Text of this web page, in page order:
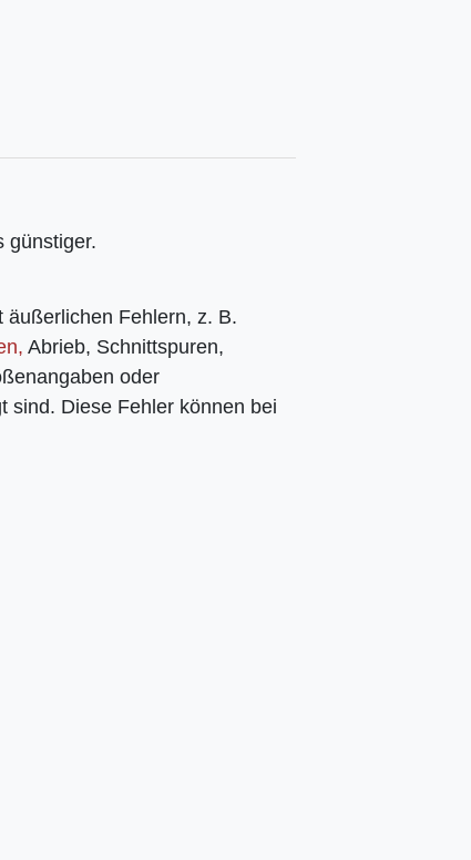
günstiger.
äußerlichen Fehlern, z. B.
Abrieb, Schnittspuren,
oder
sind. Diese Fehler können bei